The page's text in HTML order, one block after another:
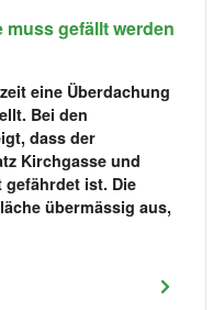
gefällt werden
eine Überdachung
Bei den
dass der
Kirchgasse und
gefährdet ist. Die
übermässig aus,